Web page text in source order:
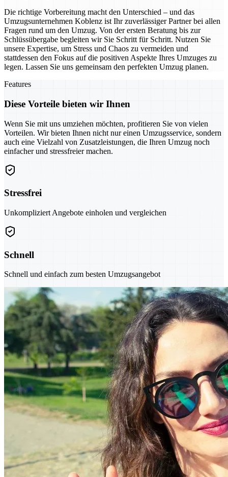
Die richtige Vorbereitung macht den Unterschied – und das
Umzugsunternehmen Koblenz ist Ihr zuverlässiger Partner bei allen
Fragen rund um den Umzug. Von der ersten Beratung bis zur
Schlüssübergabe begleiten wir Sie Schritt für Schritt. Nutzen Sie
unsere Expertise, um Stress und Chaos zu vermeiden und
stattdessen den Fokus auf die positiven Aspekte Ihres Umzuges zu
legen. Lassen Sie uns gemeinsam den perfekten Umzug planen.
Features
Diese Vorteile bieten wir Ihnen
Wenn Sie mit uns umziehen möchten, profitieren Sie von vielen
Vorteilen. Wir bieten Ihnen nicht nur einen Umzugsservice, sondern
auch eine Vielzahl von Zusatzleistungen, die Ihren Umzug noch
einfacher und stressfreier machen.
Stressfrei
Unkompliziert Angebote einholen und vergleichen
Schnell
Schnell und einfach zum besten Umzugsangebot